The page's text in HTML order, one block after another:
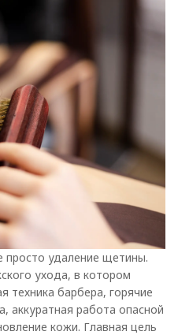
просто удаление щетины.
ухода, в котором
техника барбера, горячие
аккуратная работа опасной
кожи. Главная цель